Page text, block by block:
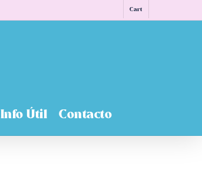
Cart
Info Útil Contacto